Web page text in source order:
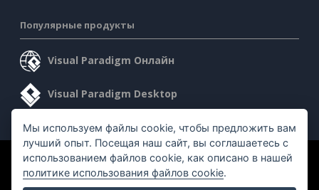
Популярные продукты
Visual Paradigm Онлайн
Visual Paradigm Desktop
©2026 by Visual Paradigm. Все права защищены.
Мы используем файлы cookie, чтобы предложить вам
лучший опыт. Посещая наш сайт, вы соглашаетесь с
использованием файлов cookie, как описано в нашей
политике использования файлов cookie.